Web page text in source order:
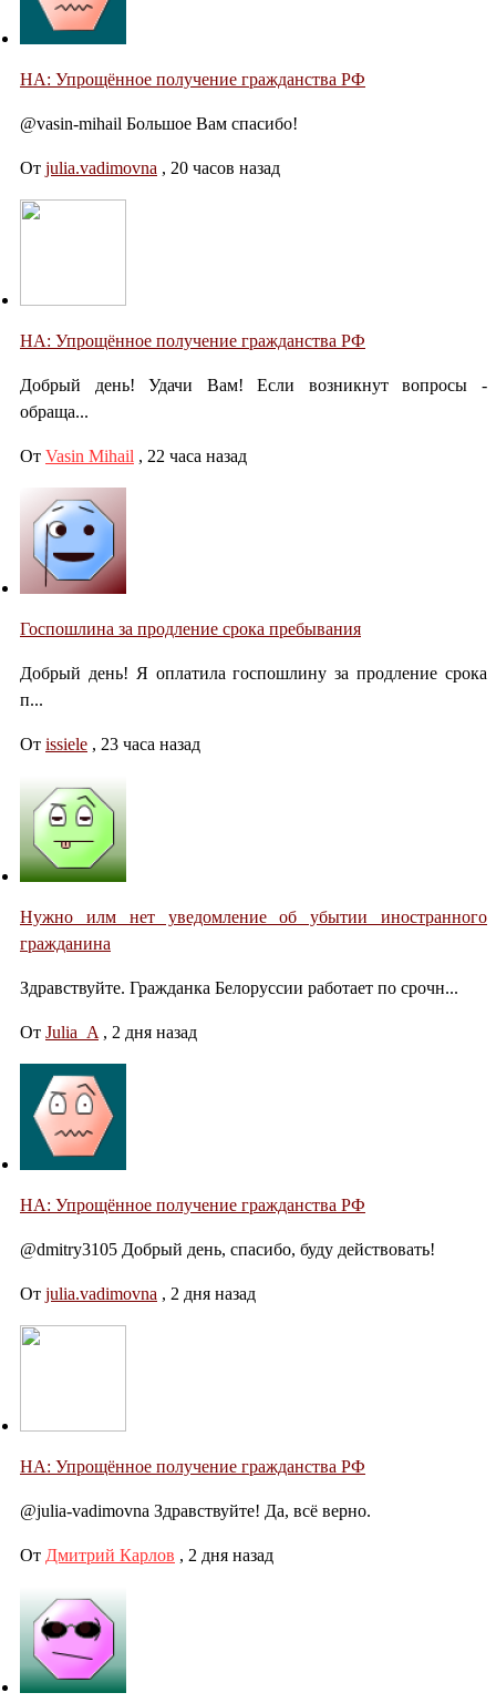
НА: Упрощённое получение гражданства РФ
@vasin-mihail Большое Вам спасибо!
От julia.vadimovna , 20 часов назад
НА: Упрощённое получение гражданства РФ
Добрый день! Удачи Вам! Если возникнут вопросы -
обраща...
От Vasin Mihail , 22 часа назад
Госпошлина за продление срока пребывания
Добрый день! Я оплатила госпошлину за продление срока
п...
От issiele , 23 часа назад
Нужно илм нет уведомление об убытии иностранного
гражданина
Здравствуйте. Гражданка Белоруссии работает по срочн...
От Julia_A , 2 дня назад
НА: Упрощённое получение гражданства РФ
@dmitry3105 Добрый день, спасибо, буду действовать!
От julia.vadimovna , 2 дня назад
НА: Упрощённое получение гражданства РФ
@julia-vadimovna Здравствуйте! Да, всё верно.
От Дмитрий Карлов , 2 дня назад